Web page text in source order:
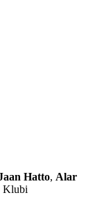
Hatto, Alar
Klubi